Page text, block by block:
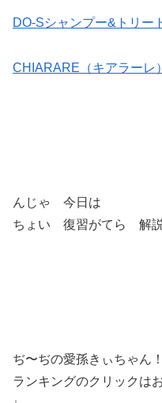
DO-Sシャンプー&トリー
CHIARARE（キアラーレ
んじゃ 今日は
ちょい 復習がてら 解説
ぢ〜ぢの愛孫きぃちゃん！
ランキングのクリックは